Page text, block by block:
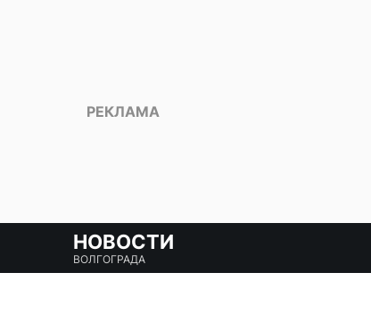
НОВОСТИ
ВОЛГОГРАДА